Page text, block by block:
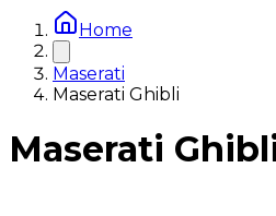
Home
Maserati
Maserati Ghibli
Maserati